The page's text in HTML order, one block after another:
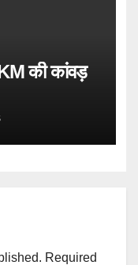
की कांवड़
Required